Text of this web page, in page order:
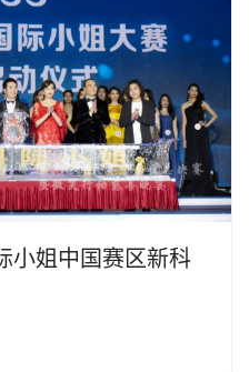
小姐中国赛区新科